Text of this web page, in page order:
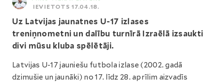
IEVIETOTS 17.04.18.
Uz Latvijas jaunatnes U-17 izlases
treniņnometni un dalību turnīrā Izraēlā izsaukti
divi mūsu kluba spēlētāji.
Latvijas U-17 jauniešu futbola izlase (2002. gadā
dzimušie un jaunāki) no 17. līdz 28. aprīlim aizvadīs